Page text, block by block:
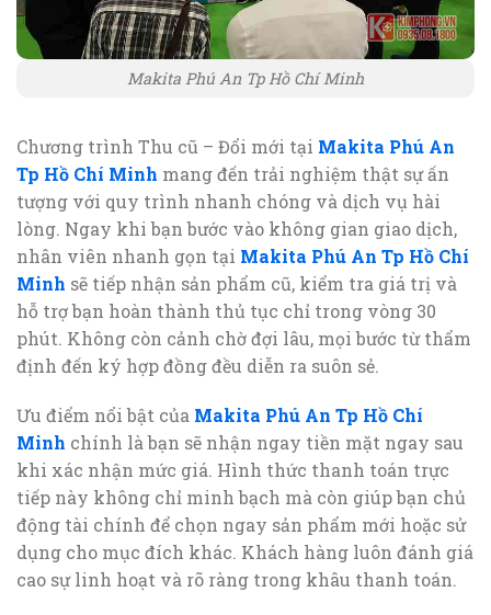
Makita Phú An Tp Hồ Chí Minh
Chương trình Thu cũ – Đổi mới tại Makita Phú An
Tp Hồ Chí Minh mang đến trải nghiệm thật sự ấn
tượng với quy trình nhanh chóng và dịch vụ hài
lòng. Ngay khi bạn bước vào không gian giao dịch,
nhân viên nhanh gọn tại Makita Phú An Tp Hồ Chí
Minh sẽ tiếp nhận sản phẩm cũ, kiểm tra giá trị và
hỗ trợ bạn hoàn thành thủ tục chỉ trong vòng 30
phút. Không còn cảnh chờ đợi lâu, mọi bước từ thẩm
định đến ký hợp đồng đều diễn ra suôn sẻ.
Ưu điểm nổi bật của Makita Phú An Tp Hồ Chí
Minh chính là bạn sẽ nhận ngay tiền mặt ngay sau
khi xác nhận mức giá. Hình thức thanh toán trực
tiếp này không chỉ minh bạch mà còn giúp bạn chủ
động tài chính để chọn ngay sản phẩm mới hoặc sử
dụng cho mục đích khác. Khách hàng luôn đánh giá
cao sự linh hoạt và rõ ràng trong khâu thanh toán.